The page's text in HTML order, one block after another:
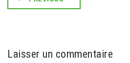
Laisser un commentaire